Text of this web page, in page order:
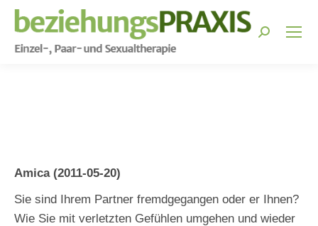
Search:
Amica (2011-05-20)
Sie sind Ihrem Partner fremdgegangen oder er Ihnen?
Wie Sie mit verletzten Gefühlen umgehen und wieder